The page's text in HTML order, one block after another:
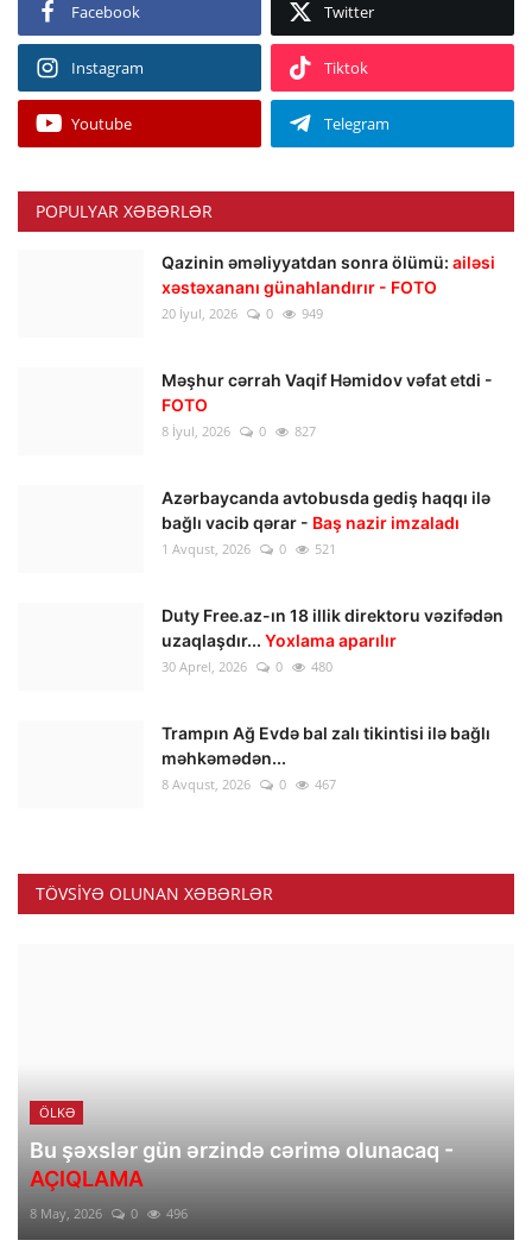
Facebook Twitter
Instagram Tiktok
Youtube Telegram
POPULYAR XƏBƏRLƏR
Qazinin əməliyyatdan sonra ölümü: ailəsi
xəstəxananı günahlandırır - FOTO
20 İyul, 2026 0 949
Məşhur cərrah Vaqif Həmidov vəfat etdi -
FOTO
8 İyul, 2026 0 827
Azərbaycanda avtobusda gediş haqqı ilə
bağlı vacib qərar - Baş nazir imzaladı
1 Avqust, 2026 0 521
Duty Free.az-ın 18 illik direktoru vəzifədən
uzaqlaşdır... Yoxlama aparılır
30 Aprel, 2026 0 480
Trampın Ağ Evdə bal zalı tikintisi ilə bağlı
məhkəmədən...
8 Avqust, 2026 0 467
TÖVSIYƏ OLUNAN XƏBƏRLƏR
ÖLKƏ
Bu şəxslər gün ərzində cərimə olunacaq -
AÇIQLAMA
8 May, 2026 0 496